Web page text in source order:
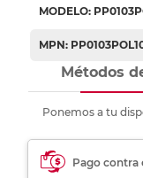
MODELO:
MPN:
Métodos
Ponemos a tu
Pago contra